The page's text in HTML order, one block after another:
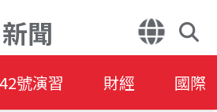
新聞
號演習 財經 國際